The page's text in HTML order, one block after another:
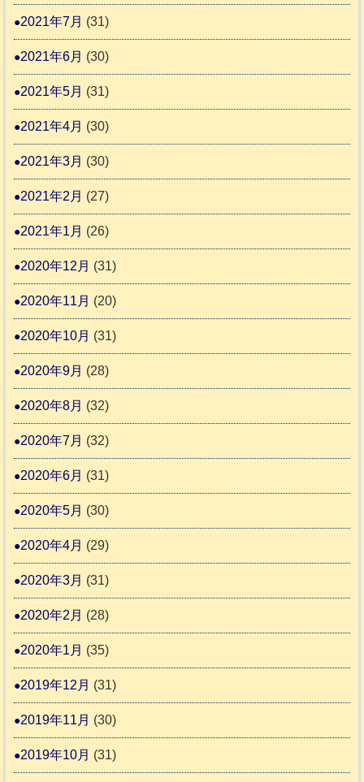
2021年7月 (31)
2021年6月 (30)
2021年5月 (31)
2021年4月 (30)
2021年3月 (30)
2021年2月 (27)
2021年1月 (26)
2020年12月 (31)
2020年11月 (20)
2020年10月 (31)
2020年9月 (28)
2020年8月 (32)
2020年7月 (32)
2020年6月 (31)
2020年5月 (30)
2020年4月 (29)
2020年3月 (31)
2020年2月 (28)
2020年1月 (35)
2019年12月 (31)
2019年11月 (30)
2019年10月 (31)